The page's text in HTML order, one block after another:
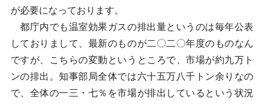
が必要になっております。
都庁内でも温室効果ガスの排出量というのは毎年公表
しておりまして、最新のものが二〇二〇年度のものなん
ですが、こちらの変動というところで、市場が約九万ト
ンの排出。知事部局全体では六十五万八千トン余りなの
で、全体の一三・七％を市場が排出しているという状況